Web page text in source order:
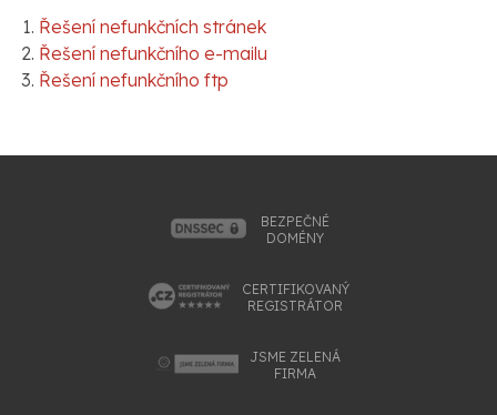
Řešení nefunkčních stránek
Řešení nefunkčního e-mailu
Řešení nefunkčního ftp
BEZPEČNÉ
DOMÉNY
CERTIFIKOVANÝ
REGISTRÁTOR
JSME ZELENÁ
FIRMA